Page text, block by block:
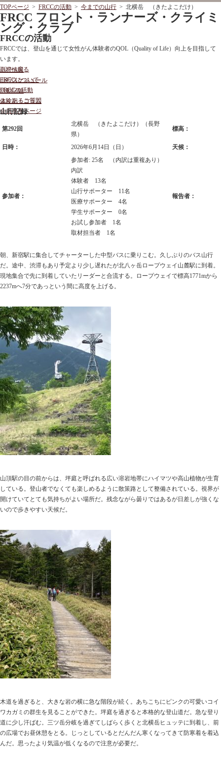
TOPページ > FRCCの活動 > 今までの山行 > 北横岳 （きたよこだけ）
FRCC フロント・ランナーズ・クライミ
ング・クラブ
FRCCの活動
FRCCでは、登山を通じて女性がん体験者のQOL（Quality of Life）向上を目指して
います。
TOPへ戻る
FRCCについて
FRCCの活動
よくあるご質問
会員専用ページ
山行情報
山行スケジュール
活動記録
体験記・コラム
山行記録
第292回
北横岳 （きたよこだけ）（長野
県）
標高：
日時： 2026年6月14日（日） 天候：
参加者：
参加者: 25名 （内訳は重複あり）
内訳
体験者 13名
山行サポーター 11名
医療サポーター 4名
学生サポーター 0名
お試し参加者 1名
取材担当者 1名
報告者：
朝、新宿駅に集合してチャーターした中型バスに乗りこむ。久しぶりのバス山行
だ。途中、渋滞もあり予定より少し遅れたが北八ヶ岳ロープウェイ山麓駅に到着。
現地集合で先に到着していたリーダーと合流する。ロープウェイで標高1771mから
2237mへ7分であっという間に高度を上げる。
山頂駅の目の前からは、坪庭と呼ばれる広い溶岩地帯にハイマツや高山植物が生育
している。登山者でなくても楽しめるように散策路として整備されている。視界が
開けていてとても気持ちがよい場所だ。残念ながら曇りではあるが日差しが強くな
いので歩きやすい天候だ。
木道を過ぎると、大きな岩の横に急な階段が続く。あちこちにピンクの可愛いコイ
ワカガミの群生を見ることができた。坪庭を過ぎると本格的な登山道だ。急な登り
道に少し汗ばむ。三ツ岳分岐を過ぎてしばらく歩くと北横岳ヒュッテに到着し、前
の広場でお昼休憩をとる。じっとしているとだんだん寒くなってきて防寒着を着込
んだ。思ったより気温が低くなるので注意が必要だ。